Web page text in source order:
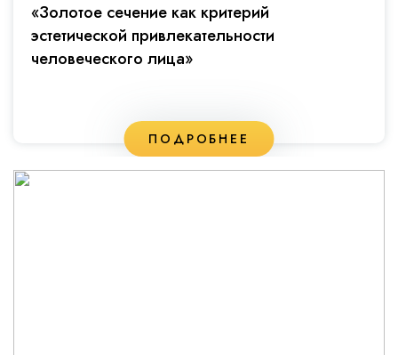
«Золотое сечение как критерий
эстетической привлекательности
человеческого лица»
ПОДРОБНЕЕ